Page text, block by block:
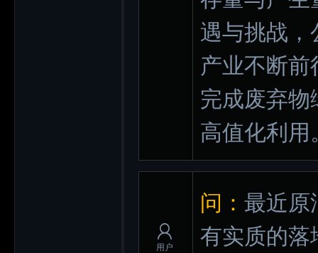
遇与挑战，
产业不断
完成废弃
高值化利用
用户
问： 最近原
有实质的落